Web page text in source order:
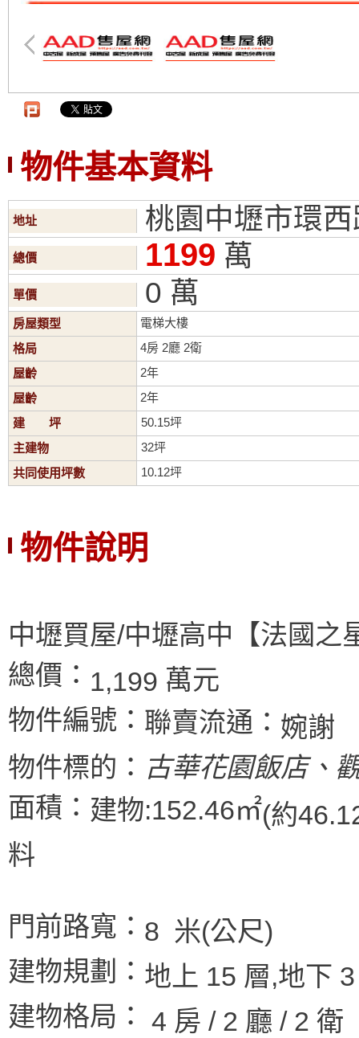
物件基本資料
地址 桃園中壢市環
總價 1199 萬
單價 0 萬
房屋類型
電梯大樓
格局
4房 2廳 2衛
屋齡
2年
屋齡
2年
建 坪
50.15坪
主建物
32坪
共同使用坪數
10.12坪
物件說明
中壢買屋/中壢高中【法國之
總價： 1,199 萬元
物件編號： 聯賣流通： 婉謝
物件標的： 古華花園飯店、
面積： 建物:152.46㎡(約
料
門前路寬： 8 米(公尺)
建物規劃： 地上 15 層,地下
建物格局：
4 房 / 2 廳 / 2 衛